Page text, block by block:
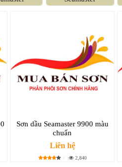
Sơn dầu Seamaster 9900 màu
chuẩn
Liên hệ
2,840